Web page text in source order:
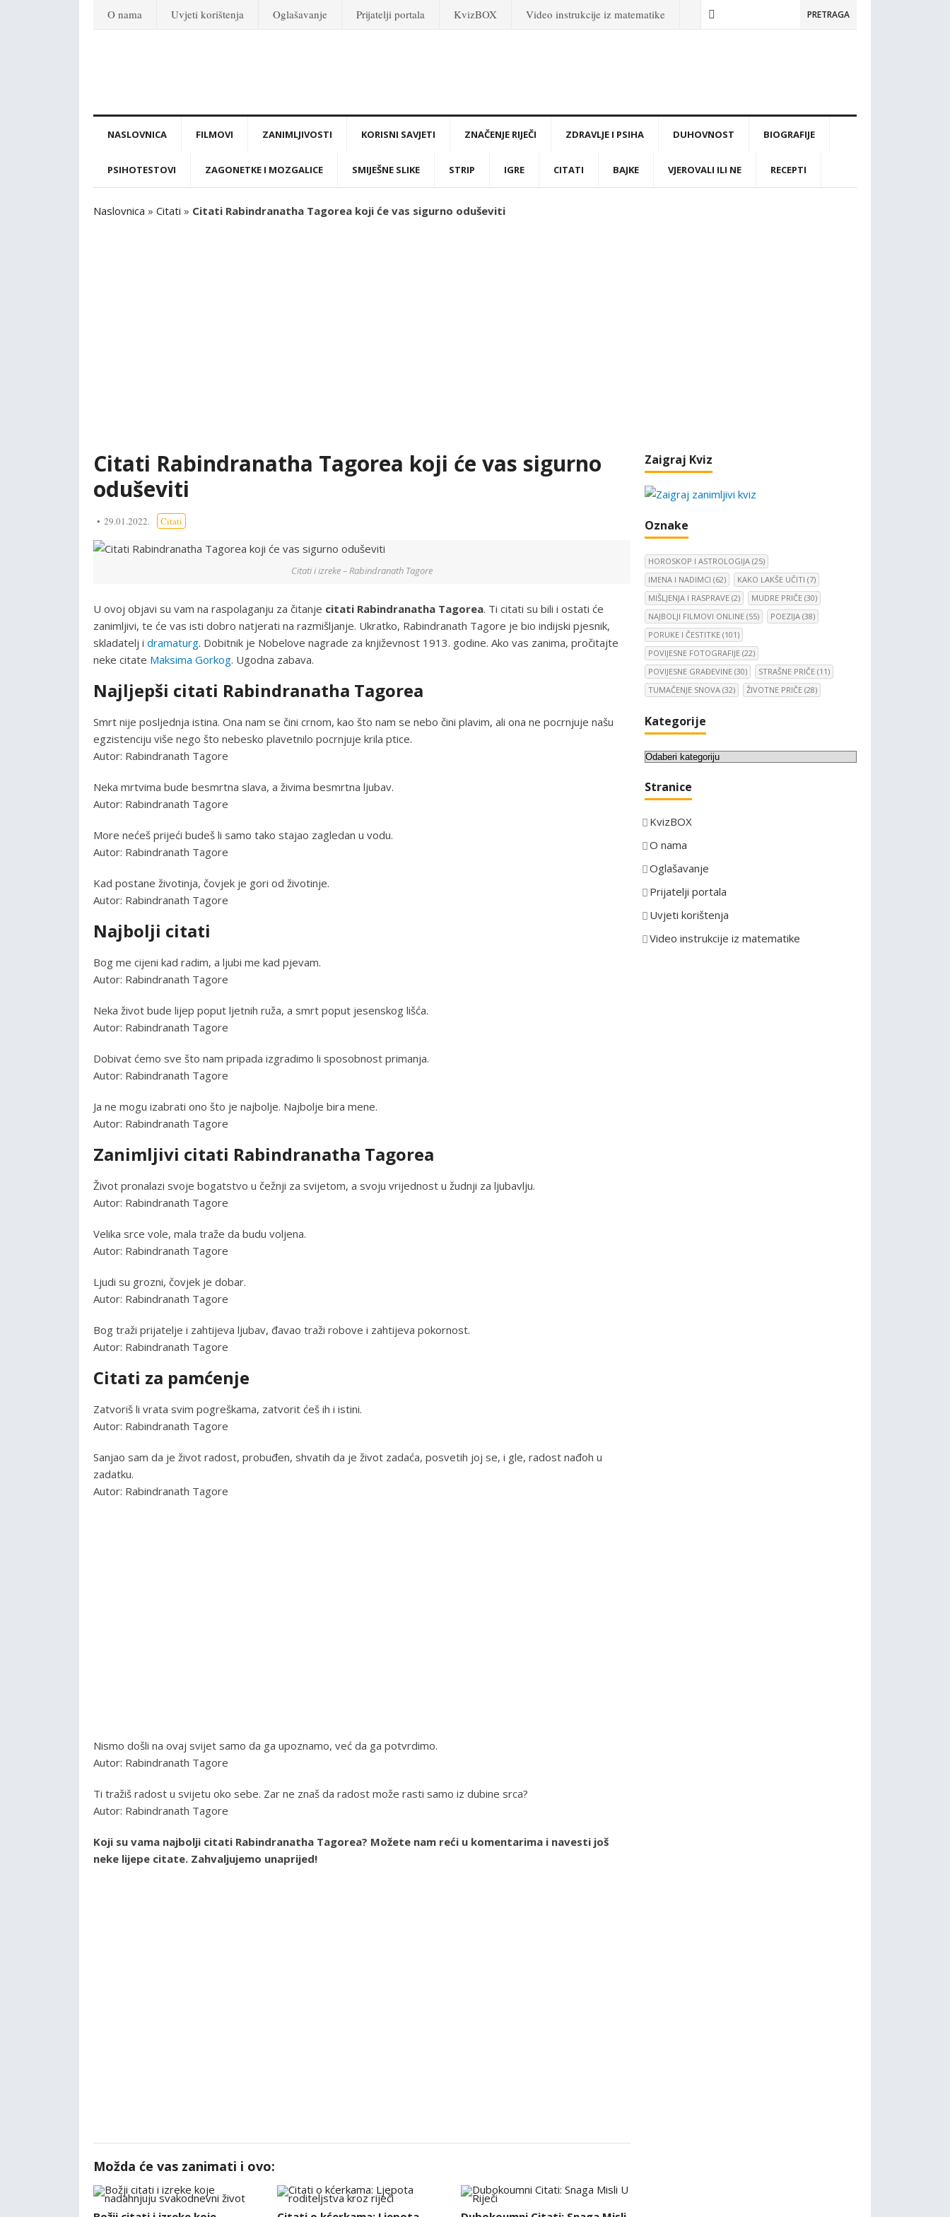
O nama Uvjeti korištenja Oglašavanje Prijatelji portala KvizBOX Video instrukcije iz matematike PRETRAGA
NASLOVNICA FILMOVI ZANIMLJIVOSTI KORISNI SAVJETI ZNAČENJE RIJEČI ZDRAVLJE I PSIHA DUHOVNOST BIOGRAFIJE
PSIHOTESTOVI ZAGONETKE I MOZGALICE SMIJEŠNE SLIKE STRIP IGRE CITATI BAJKE VJEROVALI ILI NE RECEPTI
Naslovnica » Citati » Citati Rabindranatha Tagorea koji će vas sigurno oduševiti
Citati Rabindranatha Tagorea koji će vas sigurno
oduševiti
29.01.2022. Citati
Citati i izreke – Rabindranath Tagore
U ovoj objavi su vam na raspolaganju za čitanje citati Rabindranatha Tagorea. Ti citati su bili i ostati će
zanimljivi, te će vas isti dobro natjerati na razmišljanje. Ukratko, Rabindranath Tagore je bio indijski pjesnik,
skladatelj i dramaturg. Dobitnik je Nobelove nagrade za književnost 1913. godine. Ako vas zanima, pročitajte
neke citate Maksima Gorkog. Ugodna zabava.
Najljepši citati Rabindranatha Tagorea
Smrt nije posljednja istina. Ona nam se čini crnom, kao što nam se nebo čini plavim, ali ona ne pocrnjuje našu
egzistenciju više nego što nebesko plavetnilo pocrnjuje krila ptice.
Autor: Rabindranath Tagore
Neka mrtvima bude besmrtna slava, a živima besmrtna ljubav.
Autor: Rabindranath Tagore
More nećeš prijeći budeš li samo tako stajao zagledan u vodu.
Autor: Rabindranath Tagore
Kad postane životinja, čovjek je gori od životinje.
Autor: Rabindranath Tagore
Najbolji citati
Bog me cijeni kad radim, a ljubi me kad pjevam.
Autor: Rabindranath Tagore
Neka život bude lijep poput ljetnih ruža, a smrt poput jesenskog lišća.
Autor: Rabindranath Tagore
Dobivat ćemo sve što nam pripada izgradimo li sposobnost primanja.
Autor: Rabindranath Tagore
Ja ne mogu izabrati ono što je najbolje. Najbolje bira mene.
Autor: Rabindranath Tagore
Zanimljivi citati Rabindranatha Tagorea
Život pronalazi svoje bogatstvo u čežnji za svijetom, a svoju vrijednost u žudnji za ljubavlju.
Autor: Rabindranath Tagore
Velika srce vole, mala traže da budu voljena.
Autor: Rabindranath Tagore
Ljudi su grozni, čovjek je dobar.
Autor: Rabindranath Tagore
Bog traži prijatelje i zahtijeva ljubav, đavao traži robove i zahtijeva pokornost.
Autor: Rabindranath Tagore
Citati za pamćenje
Zatvoriš li vrata svim pogreškama, zatvorit ćeš ih i istini.
Autor: Rabindranath Tagore
Sanjao sam da je život radost, probuđen, shvatih da je život zadaća, posvetih joj se, i gle, radost nađoh u
zadatku.
Autor: Rabindranath Tagore
Nismo došli na ovaj svijet samo da ga upoznamo, već da ga potvrdimo.
Autor: Rabindranath Tagore
Ti tražiš radost u svijetu oko sebe. Zar ne znaš da radost može rasti samo iz dubine srca?
Autor: Rabindranath Tagore
Koji su vama najbolji citati Rabindranatha Tagorea? Možete nam reći u komentarima i navesti još
neke lijepe citate. Zahvaljujemo unaprijed!
Možda će vas zanimati i ovo:
Zaigraj Kviz
Oznake
HOROSKOP I ASTROLOGIJA (25)
IMENA I NADIMCI (62) KAKO LAKŠE UČITI (7)
MIŠLJENJA I RASPRAVE (2) MUDRE PRIČE (30)
NAJBOLJI FILMOVI ONLINE (55) POEZIJA (38)
PORUKE I ČESTITKE (101)
POVIJESNE FOTOGRAFIJE (22)
POVIJESNE GRAĐEVINE (30) STRAŠNE PRIČE (11)
TUMAČENJE SNOVA (32) ŽIVOTNE PRIČE (28)
Kategorije
K
t
g
o
i
j
e
Stranice
KvizBOX
O nama
Oglašavanje
Prijatelji portala
Uvjeti korištenja
Video instrukcije iz matematike